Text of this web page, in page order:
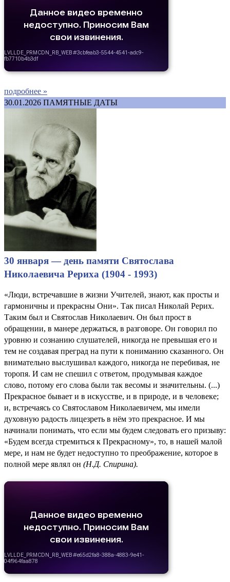
подробнее »
30.01.2026 ПАМЯТНЫЕ ДАТЫ
30 января — день памяти Святослава
Николаевича Рериха (1904 - 1993)
«Люди, встречавшие в жизни Учителей, знают, как просты и
гармоничны и прекрасны Они». Так писал Николай Рерих.
Таким был и Святослав Николаевич. Он был прост в
обращении, в манере держаться, в разговоре. Он говорил по
уровню и сознанию слушателей, никогда не превышая его и
тем не создавая преград на пути к пониманию сказанного. Он
внимательно выслушивал каждого, никогда не перебивая, не
торопя. И сам не спешил с ответом, продумывая каждое
слово, потому его слова были так весомы и значительны. (...)
Прекрасное бывает и в искусстве, и в природе, и в человеке;
и, встречаясь cо Святославом Николаевичем, мы имели
духовную радость лицезреть в нём это прекрасное. И мы
начинали понимать, что если мы будем следовать его призыву:
«Будем всегда стремиться к Прекрасному», то, в нашей малой
мере, и нам не будет недоступно то преображение, которое в
полной мере являл он (Н.Д. Спирина).